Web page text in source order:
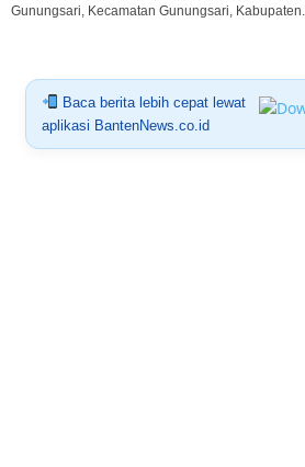
Gunungsari, Kecamatan Gunungsari, Kabupaten...
Baca berita lebih cepat lewat
aplikasi BantenNews.co.id